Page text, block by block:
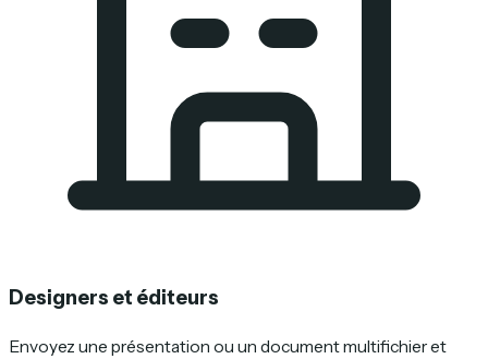
Designers et éditeurs
Envoyez une présentation ou un document multifichier et